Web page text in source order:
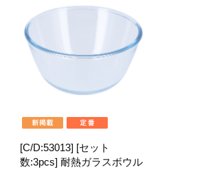
[C/D:53013] [セット
数:3pcs] 耐熱ガラスボウル